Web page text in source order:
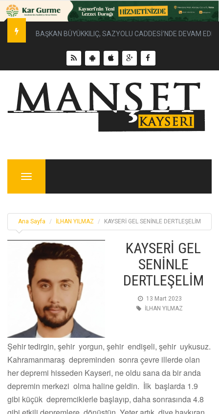
BAŞKAN BÜYÜKKILIÇ, SAZYOLU CADDESİ’NDE DEVAM
Menu
Ana Sayfa İLHAN YILMAZ KAYSERİ GEL SENİNLE DERTLEŞELİM
KAYSERİ GEL
SENİNLE
DERTLEŞELİM
13 Mart 2023
İLHAN YILMAZ
Şehir tedirgin, şehir yorgun, şehir endişeli, şehir uykusuz.
Kahramanmaraş depreminden sonra çevre illerde olan
her depremi hisseden Kayseri, ne oldu sana da bir anda
depremin merkezi olma haline geldin. İlk başlarda 1.9
gibi küçük depremciklerle başlayıp, daha sonrasında 4.8